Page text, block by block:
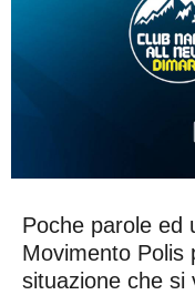
Poche parole ed
Movimento Polis
situazione che si